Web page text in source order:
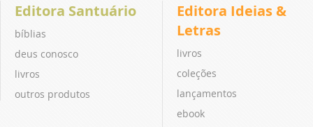
Editora Santuário
bíblias
deus conosco
livros
outros produtos
Editora Ideias &
Letras
livros
coleções
lançamentos
ebook